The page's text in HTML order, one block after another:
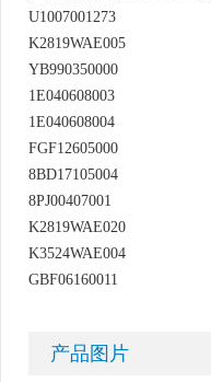
U1007001273
K2819WAE005
YB990350000
1E040608003
1E040608004
FGF12605000
8BD17105004
8PJ00407001
K2819WAE020
K3524WAE004
GBF06160011
产品图片